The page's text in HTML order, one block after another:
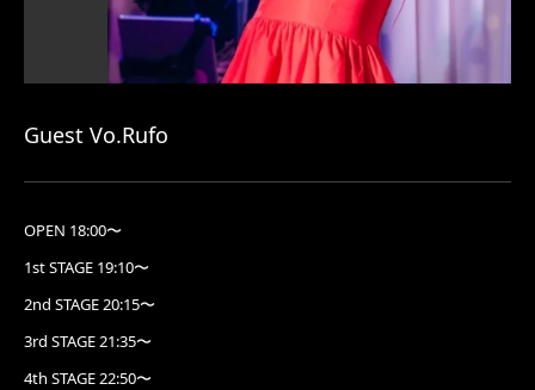
Guest Vo.Rufo
OPEN 18:00〜
1st STAGE 19:10〜
2nd STAGE 20:15〜
3rd STAGE 21:35〜
4th STAGE 22:50〜